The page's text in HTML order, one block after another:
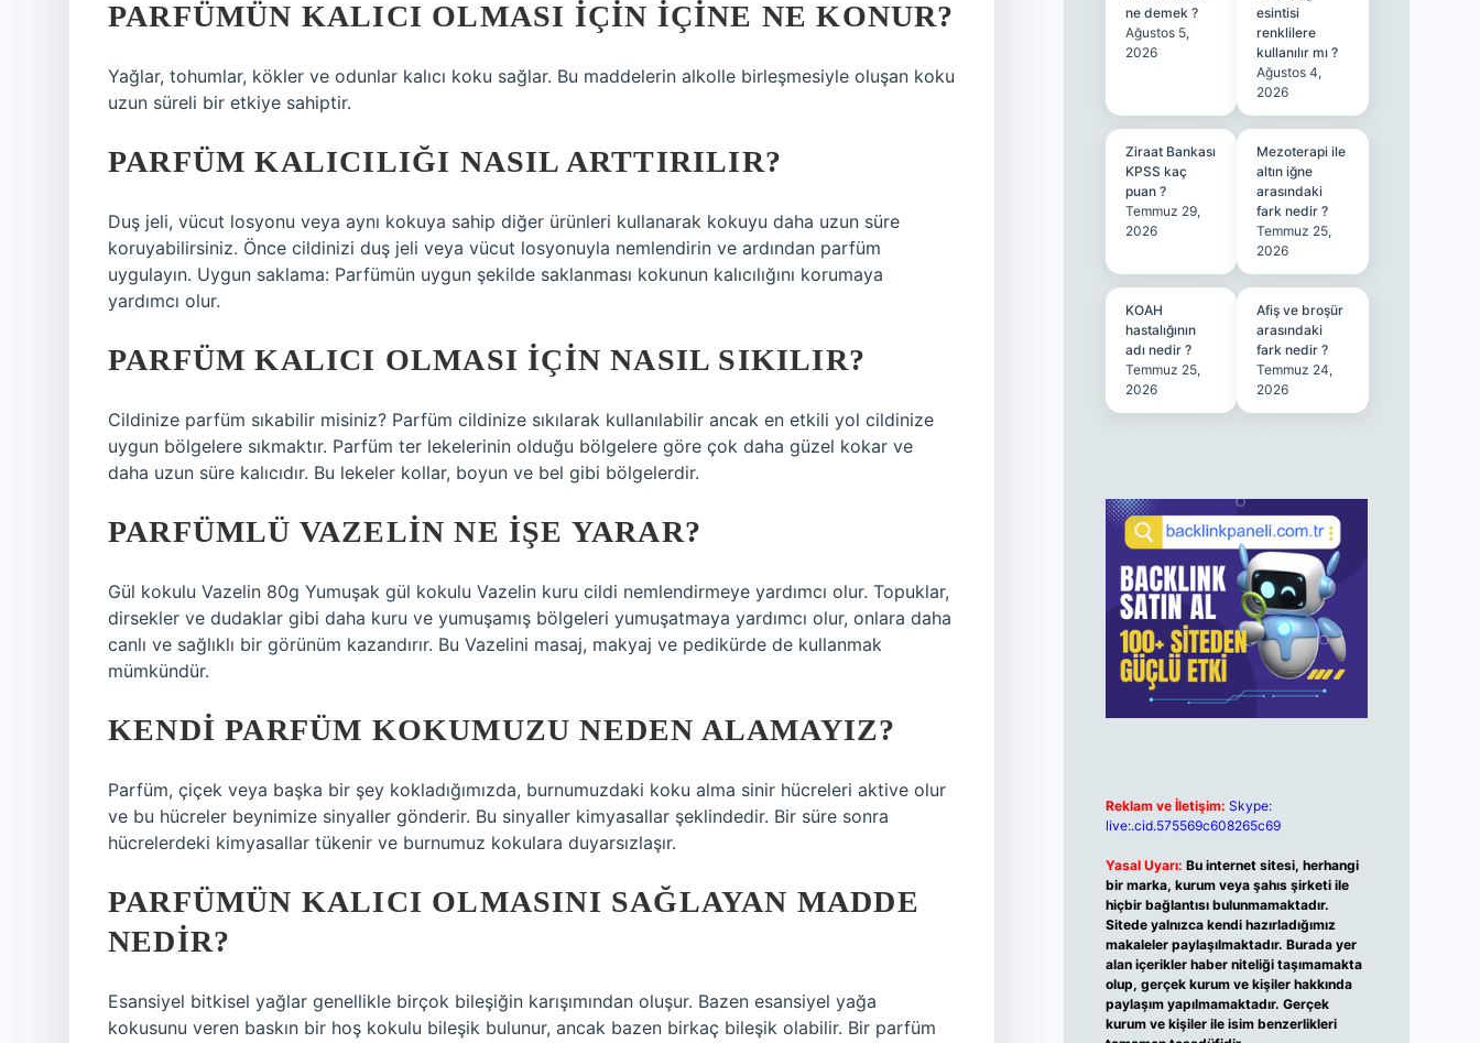
PARFÜMÜN KALICI OLMASI IÇIN IÇINE NE KONUR?
Yağlar, tohumlar, kökler ve odunlar kalıcı koku sağlar. Bu maddelerin alkolle birleşmesiyle oluşan koku
uzun süreli bir etkiye sahiptir.
PARFÜM KALICILIĞI NASIL ARTTIRILIR?
Duş jeli, vücut losyonu veya aynı kokuya sahip diğer ürünleri kullanarak kokuyu daha uzun süre
koruyabilirsiniz. Önce cildinizi duş jeli veya vücut losyonuyla nemlendirin ve ardından parfüm
uygulayın. Uygun saklama: Parfümün uygun şekilde saklanması kokunun kalıcılığını korumaya
yardımcı olur.
PARFÜM KALICI OLMASI IÇIN NASIL SIKILIR?
Cildinize parfüm sıkabilir misiniz? Parfüm cildinize sıkılarak kullanılabilir ancak en etkili yol cildinize
uygun bölgelere sıkmaktır. Parfüm ter lekelerinin olduğu bölgelere göre çok daha güzel kokar ve
daha uzun süre kalıcıdır. Bu lekeler kollar, boyun ve bel gibi bölgelerdir.
PARFÜMLÜ VAZELIN NE IŞE YARAR?
Gül kokulu Vazelin 80g Yumuşak gül kokulu Vazelin kuru cildi nemlendirmeye yardımcı olur. Topuklar,
dirsekler ve dudaklar gibi daha kuru ve yumuşamış bölgeleri yumuşatmaya yardımcı olur, onlara daha
canlı ve sağlıklı bir görünüm kazandırır. Bu Vazelini masaj, makyaj ve pedikürde de kullanmak
mümkündür.
KENDI PARFÜM KOKUMUZU NEDEN ALAMAYIZ?
Parfüm, çiçek veya başka bir şey kokladığımızda, burnumuzdaki koku alma sinir hücreleri aktive olur
ve bu hücreler beynimize sinyaller gönderir. Bu sinyaller kimyasallar şeklindedir. Bir süre sonra
hücrelerdeki kimyasallar tükenir ve burnumuz kokulara duyarsızlaşır.
PARFÜMÜN KALICI OLMASINI SAĞLAYAN MADDE
NEDIR?
Esansiyel bitkisel yağlar genellikle birçok bileşiğin karışımından oluşur. Bazen esansiyel yağa
kokusunu veren baskın bir hoş kokulu bileşik bulunur, ancak bazen birkaç bileşik olabilir. Bir parfüm
ne demek ?
Ağustos 5,
2026
esintisi
renklilere
kullanılır mı ?
Ağustos 4,
2026
Ziraat Bankası
KPSS kaç
puan ?
Temmuz 29,
2026
Mezoterapi ile
altın iğne
arasındaki
fark nedir ?
Temmuz 25,
2026
KOAH
hastalığının
adı nedir ?
Temmuz 25,
2026
Afiş ve broşür
arasındaki
fark nedir ?
Temmuz 24,
2026
Reklam ve İletişim: Skype:
live:.cid.575569c608265c69
Yasal Uyarı: Bu internet sitesi, herhangi
bir marka, kurum veya şahıs şirketi ile
hiçbir bağlantısı bulunmamaktadır.
Sitede yalnızca kendi hazırladığımız
makaleler paylaşılmaktadır. Burada yer
alan içerikler haber niteliği taşımamakta
olup, gerçek kurum ve kişiler hakkında
paylaşım yapılmamaktadır. Gerçek
kurum ve kişiler ile isim benzerlikleri